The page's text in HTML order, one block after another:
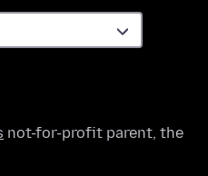
not-for-profit parent, the